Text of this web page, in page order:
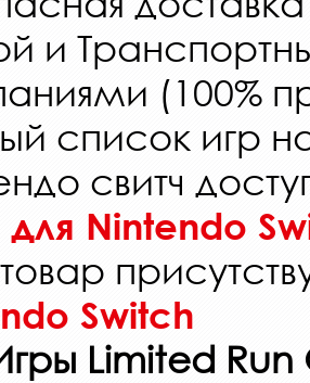
и
(100%
список игр
свитч
Nintendo
Switch
Limited Run